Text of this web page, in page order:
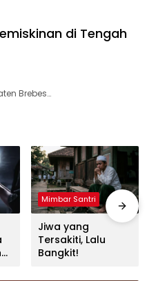
di Tengah
Brebes…
Mimbar Santri
Jiwa yang
Tersakiti, Lalu
Bangkit!